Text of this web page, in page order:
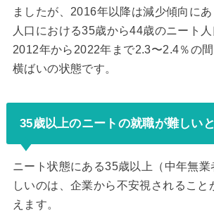
ましたが、2016年以降は減少傾向にあ
人口における35歳から44歳のニート人
2012年から2022年まで2.3〜2.4％の
横ばいの状態です。
35歳以上のニートの就職が難しい
ニート状態にある35歳以上（中年無
しいのは、企業から不安視されること
えます。